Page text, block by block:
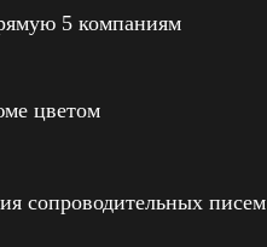
5 компаниям
цветом
сопроводительных писем